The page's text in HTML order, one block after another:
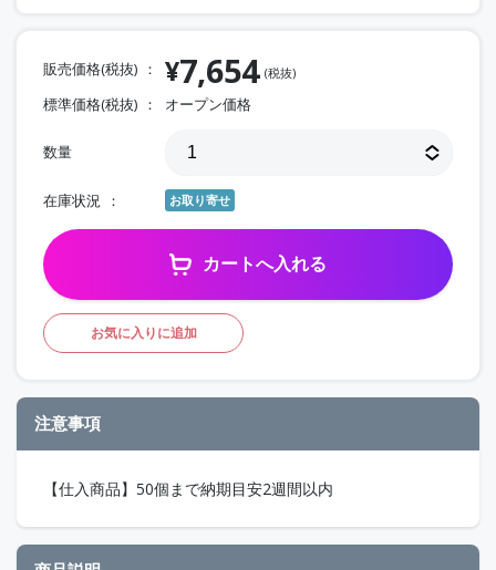
販売価格(税抜) ¥7,654 (税抜)
標準価格(税抜) オープン価格
数量
在庫状況 お取り寄せ
カートへ入れる
お気に入りに追加
注意事項
【仕入商品】50個まで納期目安2週間以内